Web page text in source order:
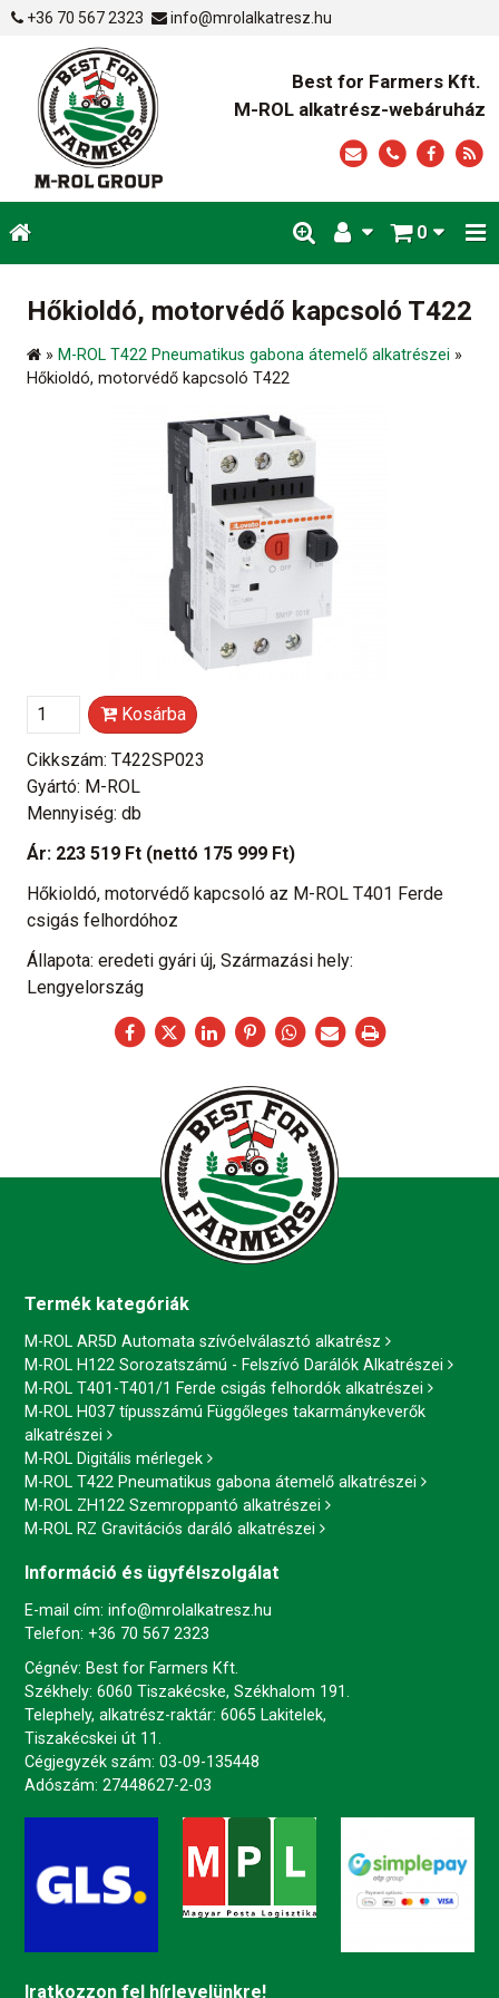
+36 70 567 2323 info@mrolalkatresz.hu
Best for Farmers Kft.
M-ROL alkatrész-webáruház
0
Hőkioldó, motorvédő kapcsoló T422
» M-ROL T422 Pneumatikus gabona átemelő alkatrészei »
Hőkioldó, motorvédő kapcsoló T422
Kosárba
Cikkszám: T422SP023
Gyártó: M-ROL
Mennyiség: db
Ár: 223 519 Ft (nettó 175 999 Ft)
Hőkioldó, motorvédő kapcsoló az M-ROL T401 Ferde
csigás felhordóhoz
Állapota: eredeti gyári új, Származási hely:
Lengyelország
Termék kategóriák
M-ROL AR5D Automata szívóelválasztó alkatrész
M-ROL H122 Sorozatszámú - Felszívó Darálók Alkatrészei
M-ROL T401-T401/1 Ferde csigás felhordók alkatrészei
M-ROL H037 típusszámú Függőleges takarmánykeverők
alkatrészei
M-ROL Digitális mérlegek
M-ROL T422 Pneumatikus gabona átemelő alkatrészei
M-ROL ZH122 Szemroppantó alkatrészei
M-ROL RZ Gravitációs daráló alkatrészei
Információ és ügyfélszolgálat
E-mail cím: info@mrolalkatresz.hu
Telefon: +36 70 567 2323
Cégnév: Best for Farmers Kft.
Székhely: 6060 Tiszakécske, Székhalom 191.
Telephely, alkatrész-raktár: 6065 Lakitelek,
Tiszakécskei út 11.
Cégjegyzék szám: 03-09-135448
Adószám: 27448627-2-03
Iratkozzon fel hírlevelünkre!